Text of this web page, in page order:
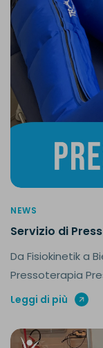
NEWS
Servizio di
Da Fisiokinetik a
Pressoterapia
Leggi di più